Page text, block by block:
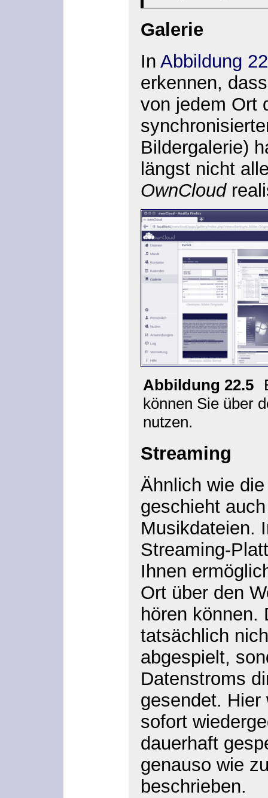
Galerie
In Abbildung
erkennen,
von jedem Ort
Bildergalerie)
längst nicht
OwnCloud
Abbildung 22.5
können Sie über
nutzen.
Streaming
Ähnlich wie
geschieht
Musikdateien.
Streaming-
Ihnen
Ort über den
hören können.
tatsächlich
abgespielt,
Datenstroms
gesendet. Hier
sofort
dauerhaft
genauso wie
beschrieben.